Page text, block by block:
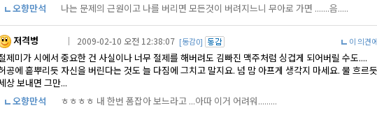
오향만석
나는 문제의 근원이고 나를 버리면 모든것이 버려지느니 무아로 가면 .......음.....
저격병 ｜ 2009-02-10 오전 12:38:07 [동감0] 이 의견
제미가 시에서 중요한 건 사실이나 너무 절제를 해버려도 김빠진 맥주처럼 싱겁게 되어버릴 수도....
공에 흩뿌리듯 자신을 버린다는 것도 늘 다짐에 그치고 말지요. 넘 맘 아프게 생각지 마세요. 물 흐르
상 보내면 그만...
오향만석
ㅎㅎㅎㅎ 내 한번 폼잡아 보느라고 ...아따 이거 어려워.........